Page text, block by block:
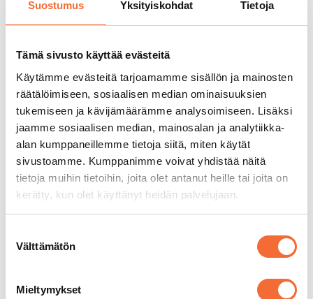
Suostumus Yksityiskohdat Tietoja
Tämä sivusto käyttää evästeitä
Käytämme evästeitä tarjoamamme sisällön ja mainosten
räätälöimiseen, sosiaalisen median ominaisuuksien
tukemiseen ja kävijämäärämme analysoimiseen. Lisäksi
jaamme sosiaalisen median, mainosalan ja analytiikka-
alan kumppaneillemme tietoja siitä, miten käytät
sivustoamme. Kumppanimme voivat yhdistää näitä
tietoja muihin tietoihin, joita olet antanut heille tai joita on
kerätty, kun olet käyttänyt heidän palvelujaan.
valinta
Välttämätön
Mieltymykset
Pe 13.11.2026 klo 17.00
Silvennoinen
Kesto 45 min
Ikäsuositus 1–3-vuotiaat
Lapsen mukana tapahtumaan voi tulla 1–2
aikuista
Hämärinkäinen -esitys
Hämärinkäinen on kolme vuotta täyttäneille
suunnattu lämminhenkinen minimusikaali,
joka yhdistää tanssia, laulua ja satua.
hämärää maailman ylle, kunnes